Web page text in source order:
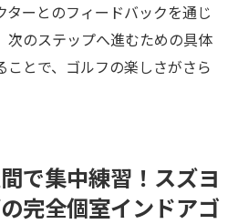
ターとのフィードバックを通じ
次のステップへ進むための具体
ことで、ゴルフの楽しさがさら
で集中練習！スズヨ
完全個室インドアゴ